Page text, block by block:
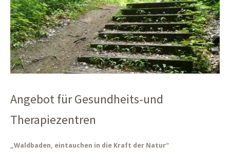
Angebot für Gesundheits-und
Therapiezentren
„Waldbaden, eintauchen in die Kraft der Natur“